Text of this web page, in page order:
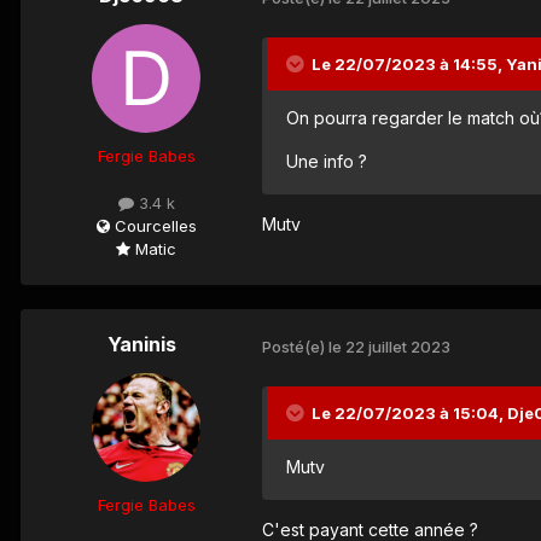
Fergie Babes
3.4 k
Courcelles
Matic
Le 22/07/2023 à 14:55,
On pourra regarder le match
Une info ?
Mutv
Yaninis
Fergie Babes
Posté(e) le 22 juillet 2023
Le 22/07/2023 à 15:04,
Mutv
C'est payant cette année ?